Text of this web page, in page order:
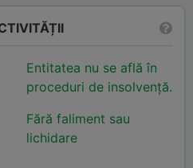
Entitatea nu se află în
proceduri de insolvență.
Fără faliment sau
lichidare